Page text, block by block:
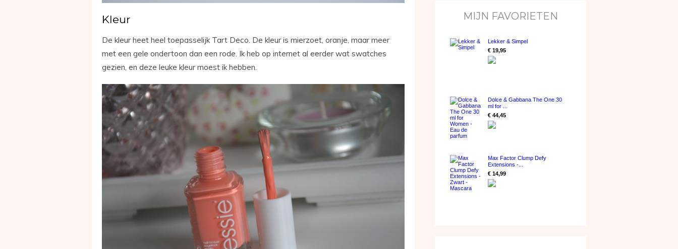
Kleur
De kleur heet heel toepasselijk Tart Deco. De kleur is mierzoet, oranje, maar meer
met een gele ondertoon dan een rode. Ik heb op internet al eerder wat swatches
gezien, en deze leuke kleur moest ik hebben.
MIJN FAVORIETEN
Lekker & Simpel
€ 19,95
Dolce & Gabbana The One 30
ml for ...
€ 44,45
Max Factor Clump Defy
Extensions -...
€ 14,99